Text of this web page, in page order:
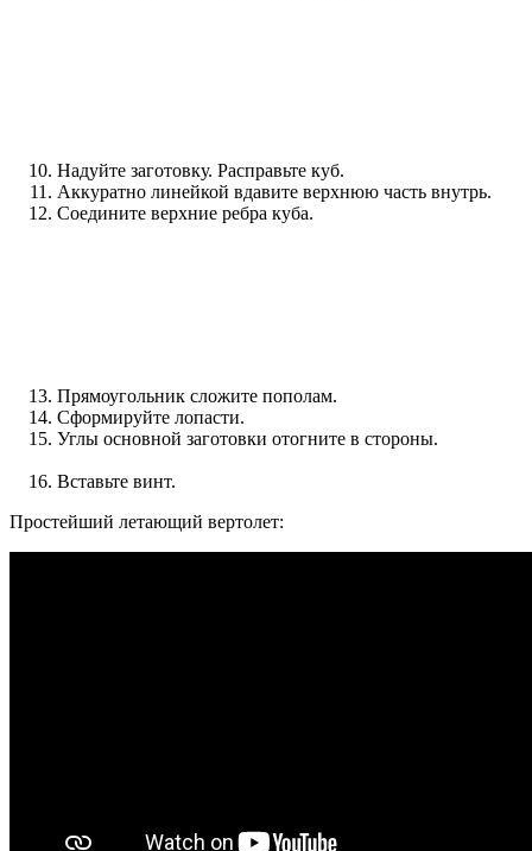
Надуйте заготовку. Расправьте куб.
Аккуратно линейкой вдавите верхнюю часть внутрь.
Соедините верхние ребра куба.
Прямоугольник сложите пополам.
Сформируйте лопасти.
Углы основной заготовки отогните в стороны.
Вставьте винт.
Простейший летающий вертолет: